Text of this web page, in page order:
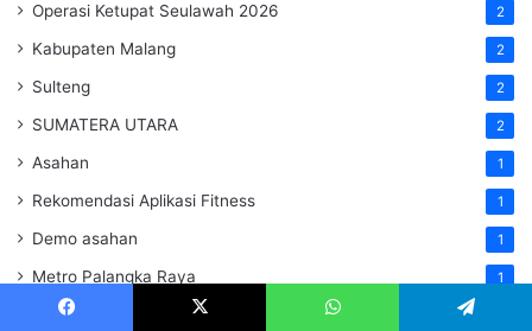
Operasi Ketupat Seulawah 2026 2
Kabupaten Malang 2
Sulteng 2
SUMATERA UTARA 2
Asahan 1
Rekomendasi Aplikasi Fitness 1
Demo asahan 1
Metro Palangka Raya 1
Cara Mengelola Tekanan Bermain